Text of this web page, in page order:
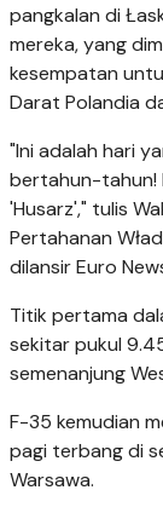
pangkalan di
mereka, yang
kesempatan
Darat Polandia
"Ini adalah hari
bertahun-tahun!
'Husarz'," tulis
Pertahanan
dilansir Euro
Titik pertama
sekitar pukul
semenanjung
F-35 kemudian
pagi terbang di
Warsawa.